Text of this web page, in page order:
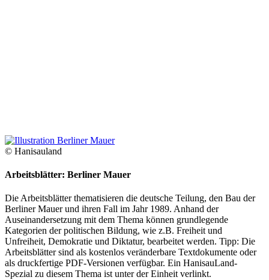
© Hanisauland
Arbeitsblätter: Berliner Mauer
Die Arbeitsblätter thematisieren die deutsche Teilung, den Bau der
Berliner Mauer und ihren Fall im Jahr 1989. Anhand der
Auseinandersetzung mit dem Thema können grundlegende
Kategorien der politischen Bildung, wie z.B. Freiheit und
Unfreiheit, Demokratie und Diktatur, bearbeitet werden. Tipp: Die
Arbeitsblätter sind als kostenlos veränderbare Textdokumente oder
als druckfertige PDF-Versionen verfügbar. Ein HanisauLand-
Spezial zu diesem Thema ist unter der Einheit verlinkt.